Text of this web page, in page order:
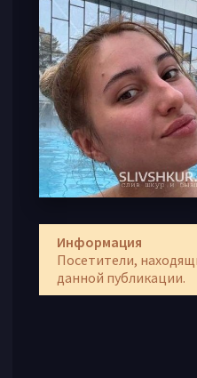
Информация
Посетители,
данной публикации.